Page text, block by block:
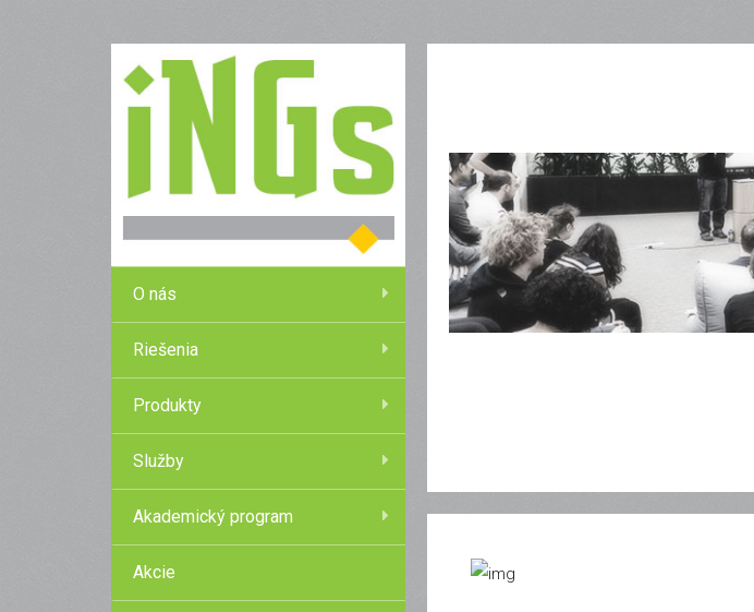
O nás
Riešenia
Produkty
Služby
Akademický program
Akcie